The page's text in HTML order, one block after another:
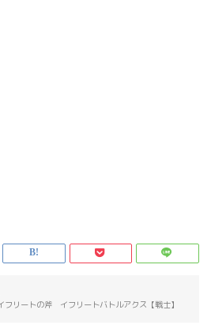
フリートの斧 イフリートバトルアクス【戦士】